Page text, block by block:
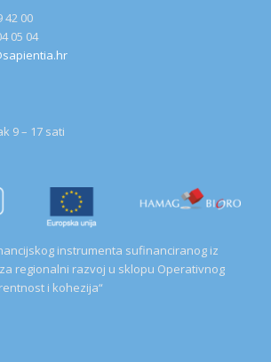
42 00
05 04
9 – 17 sati
instrumenta sufinanciranog iz
regionalni razvoj u sklopu Operativnog
i kohezija“